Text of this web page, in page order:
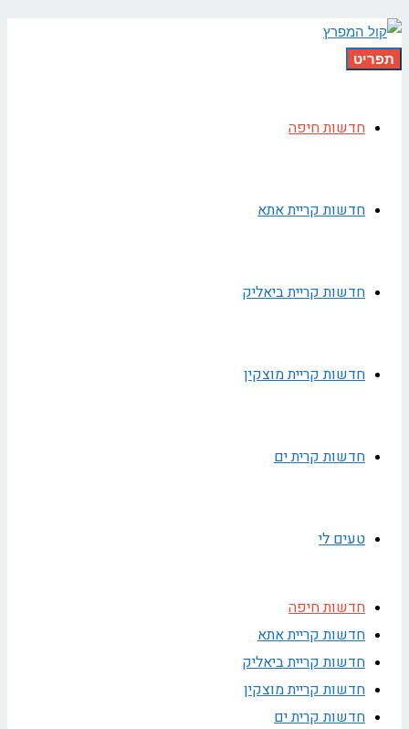
תפריט
חדשות חיפה
חדשות קריית אתא
חדשות קריית ביאליק
חדשות קריית מוצקין
חדשות קרית ים
טעים לי
חדשות חיפה
חדשות קריית אתא
חדשות קריית ביאליק
חדשות קריית מוצקין
חדשות קרית ים